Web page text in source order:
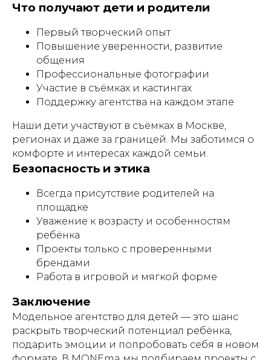
Что получают дети и родители
Первый творческий опыт
Повышение уверенности, развитие
общения
Профессиональные фотографии
Участие в съёмках и кастингах
Поддержку агентства на каждом этапе
Наши дети участвуют в съёмках в Москве,
регионах и даже за границей. Мы заботимся о
комфорте и интересах каждой семьи.
Безопасность и этика
Всегда присутствие родителей на
площадке
Уважение к возрасту и особенностям
ребёнка
Проекты только с проверенными
брендами
Работа в игровой и мягкой форме
Заключение
Модельное агентство для детей — это шанс
раскрыть творческий потенциал ребёнка,
подарить эмоции и попробовать себя в новом
Написать в Telegram
корп 4
MONEma ШКОЛА
Главная страница
О школе моделей
Наставники
Отзывы Я.Карты
ПРОДУКТЫ
Модельное портфолио
Модельные снепы
Актерская визитка
Курс по стилю
Консультация Анны и Сергея
Семинар по продвижению детей
моделей